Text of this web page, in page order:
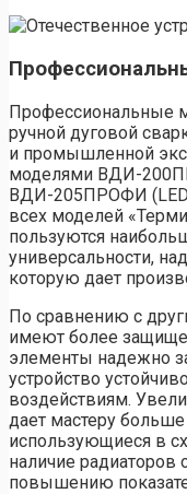
Профессиональные
ручной дуговой
и промышленной
моделями ВДИ-
ВДИ-205ПРОФИ
всех моделей
пользуются
универсальности,
которую дает
По сравнению с
имеют более
элементы надежно
устройство
воздействиям.
дает мастеру
использующиеся в
наличие радиаторов
повышению